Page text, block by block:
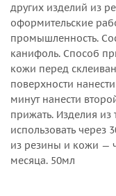
других изделий из
оформительские
промышленность.
канифоль. Способ
кожи перед
поверхности
минут нанести
прижать. Изделия
использовать через
из резины и кожи —
месяца. 50мл